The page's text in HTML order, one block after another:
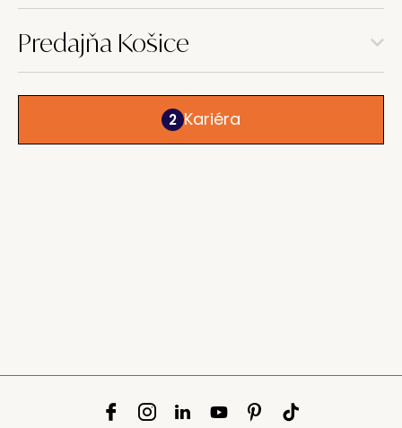
Predajňa Košice
2 Kariéra